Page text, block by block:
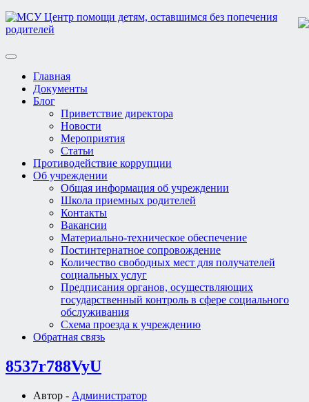
Toggle
navigationГлавная
Документы
Блог
Приветствие директора
Новости
Мероприятия
Статьи
Противодействие коррупции
Об учреждении
Общая информация об учреждении
Школа приемных родителей
Контакты
Вакансии
Материально-техническое обеспечение
Постинтернатное сопровождение
Количество свободных мест для получателей
социальных услуг
Предписания органов, осуществляющих
государственный контроль в сфере социального
обслуживания
Схема проезда к учреждению
Обратная связь
8537r788VyU
Автор - Администратор